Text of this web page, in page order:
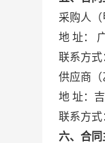
采购人
地 址：
联系方
供应商（
地 址：
联系方
六、合